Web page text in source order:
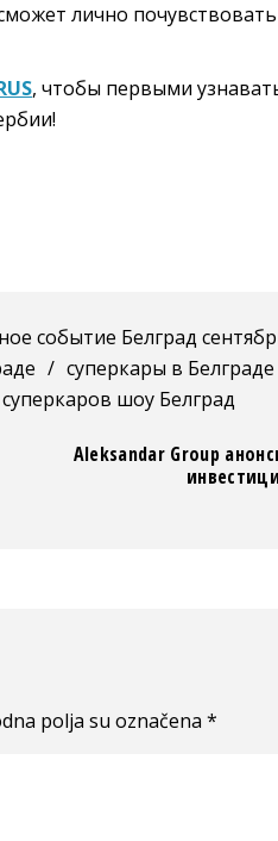
лично
, чтобы первыми
событие Белград
/ суперкары в Белграде
суперкаров шоу Белград
Aleksandar Group
polja su označena *